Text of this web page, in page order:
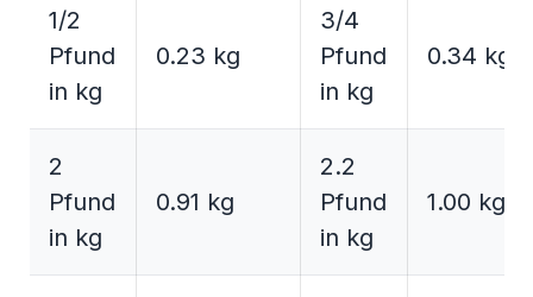
1/2
Pfund
in kg
0.23 kg
3/4
Pfund
in kg
0.34 kg
2
Pfund
in kg
0.91 kg
2.2
Pfund
in kg
1.00 kg